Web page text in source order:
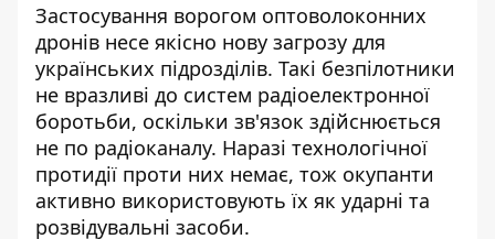
Застосування ворогом оптоволоконних
дронів несе якісно нову загрозу для
українських підрозділів. Такі безпілотники
не вразливі до систем радіоелектронної
боротьби, оскільки зв'язок здійснюється
не по радіоканалу. Наразі технологічної
протидії проти них немає, тож окупанти
активно використовують їх як ударні та
розвідувальні засоби.